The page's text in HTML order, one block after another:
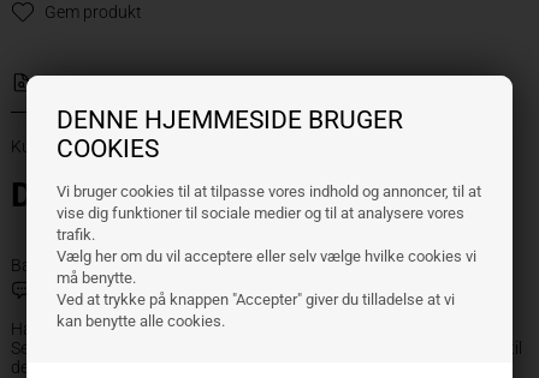
DENNE HJEMMESIDE BRUGER
COOKIES
Vi bruger cookies til at tilpasse vores indhold og annoncer, til at
vise dig funktioner til sociale medier og til at analysere vores
trafik.
Vælg her om du vil acceptere eller selv vælge hvilke cookies vi
må benytte.
Ved at trykke på knappen "Accepter" giver du tilladelse at vi
kan benytte alle cookies.
Gem produkt
Kuhn vendbar spids Olympic højre 622174
Denne vare leveres inkl. bolte
Badge
Bolte inkluderet
Brug for hjælp?
Har du fundet det du leder efter? Skal du købe stort ind?
Send en besked, så hjælper jeg dig med at finde den bedste kvalitet, til
den rigtige pris.